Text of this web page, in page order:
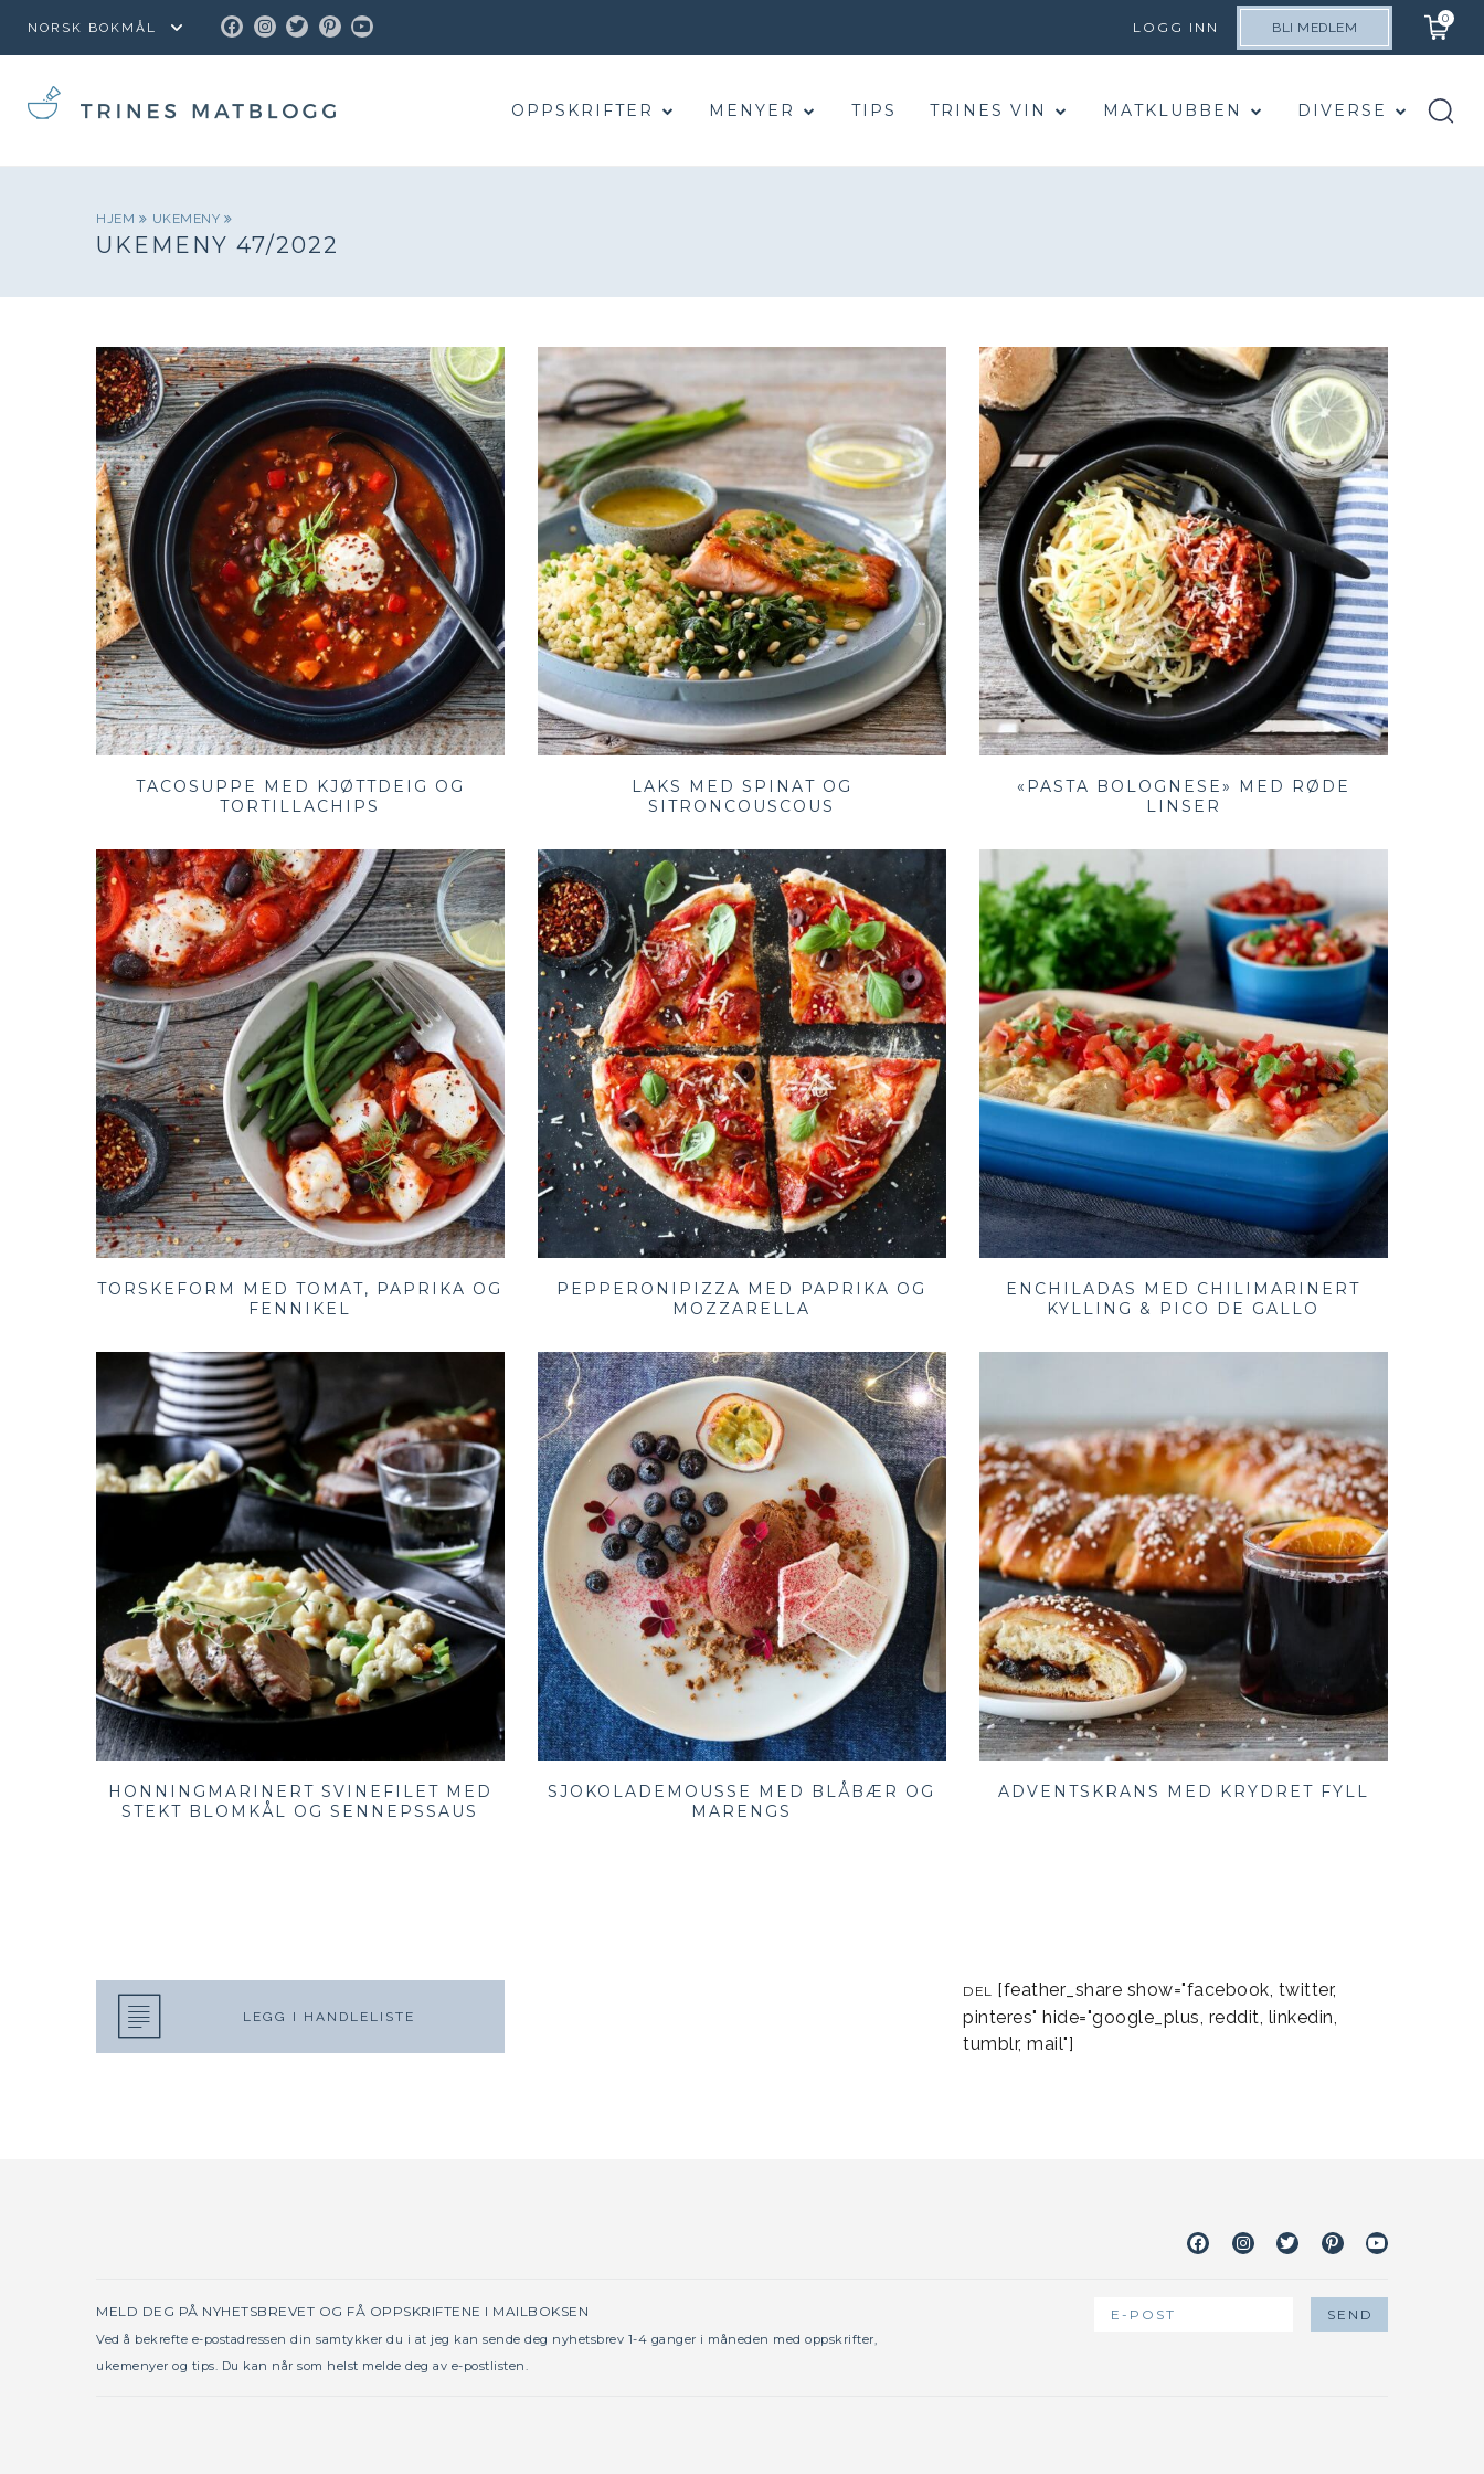
FACEBOOK
INSTAGRAM
TWITTER
PINTEREST
YOUTUBE LOGG INN BLI MEDLEM
0
OPPSKRIFTER MENYER TIPS TRINES VIN MATKLUBBEN DIVERSE
HJEM UKEMENY
UKEMENY 47/2022
TACOSUPPE MED KJØTTDEIG OG
TORTILLACHIPS
LAKS MED SPINAT OG
SITRONCOUSCOUS
«PASTA BOLOGNESE» MED RØDE
LINSER
TORSKEFORM MED TOMAT, PAPRIKA OG
FENNIKEL
PEPPERONIPIZZA MED PAPRIKA OG
MOZZARELLA
ENCHILADAS MED CHILIMARINERT
KYLLING & PICO DE GALLO
HONNINGMARINERT SVINEFILET MED
STEKT BLOMKÅL OG SENNEPSSAUS
SJOKOLADEMOUSSE MED BLÅBÆR OG
MARENGS
ADVENTSKRANS MED KRYDRET FYLL
LEGG I HANDLELISTE
DEL
[feather_share show="facebook, twitter,
pinteres" hide="google_plus, reddit, linkedin,
tumblr, mail"]
FacebookInstagramTwitterPinterestYoutube
MELD DEG PÅ NYHETSBREVET OG FÅ OPPSKRIFTENE I MAILBOKSEN
Ved å bekrefte e-postadressen din samtykker du i at jeg kan sende deg nyhetsbrev 1-4 ganger i måneden med oppskrifter,
ukemenyer og tips. Du kan når som helst melde deg av e-postlisten.